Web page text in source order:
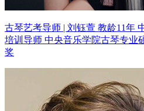
古琴艺考导师 | 刘钰萱 教龄11年
培训导师 中央音乐学院古琴专业
奖